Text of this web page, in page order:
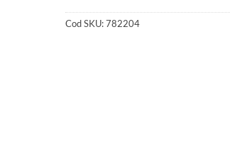
Cod SKU:782204